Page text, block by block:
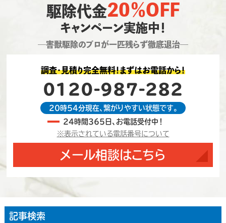
駆除代金20％OFF
キャンペーン実施中！
―害獣駆除のプロが一匹残らず徹底退治―
調査・見積り完全無料！まずはお電話から！
0120-987-282
20時54分現在、繋がりやすい状態です。
24時間365日、お電話受付中！
※表示されている電話番号について
メール相談はこちら
記事検索